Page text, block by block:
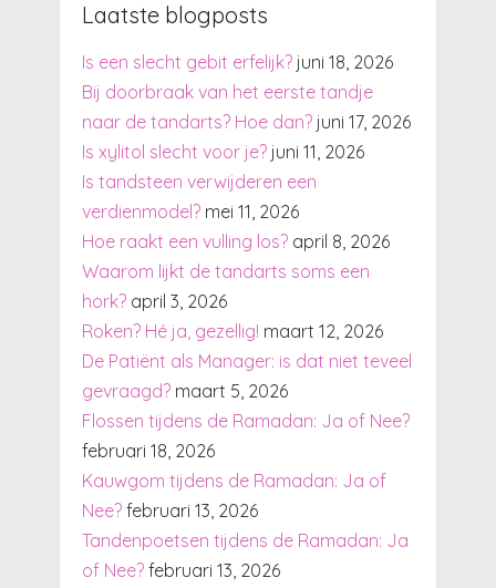
Laatste blogposts
Is een slecht gebit erfelijk? juni 18, 2026
Bij doorbraak van het eerste tandje
naar de tandarts? Hoe dan? juni 17, 2026
Is xylitol slecht voor je? juni 11, 2026
Is tandsteen verwijderen een
verdienmodel? mei 11, 2026
Hoe raakt een vulling los? april 8, 2026
Waarom lijkt de tandarts soms een
hork? april 3, 2026
Roken? Hé ja, gezellig! maart 12, 2026
De Patiënt als Manager: is dat niet teveel
gevraagd? maart 5, 2026
Flossen tijdens de Ramadan: Ja of Nee?
februari 18, 2026
Kauwgom tijdens de Ramadan: Ja of
Nee? februari 13, 2026
Tandenpoetsen tijdens de Ramadan: Ja
of Nee? februari 13, 2026